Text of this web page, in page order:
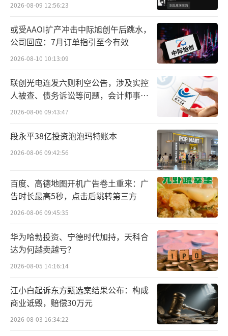
这是产业发展维度决定的，在下一次技术
爆炸或产业变革来临前，几乎没有逆转的可
“小霸王系”初成
高到“段永平系”，名震江湖。
1982年，从浙江大学无线电系毕业后，段
永平北上京城，辗转几年一事无成。1989年，
他又南下广东中山，到怡华集团下属的一间亏
损电子厂当厂长。
两年后，公司更名为小霸王，模仿任天堂
红白机的小霸王学习机推向市场，凭借价格优
势一炮打响，一度占据80%的市场份额，公司
在1995年即达到年收入10亿元的规模。
段永平浙大无线电系校友陈智勇，更早进
2026-08-09 12:56:23
或受AAOI扩产冲击中际旭创午后跳水，
公司回应：7月订单指引至今有效
2026-08-10 10:13:09
联创光电连发六则利空公告，涉及实控
人被查、债务诉讼等问题，会计师事务
所曾出具“保留意见”
2026-08-06 09:43:47
段永平38亿投资泡泡玛特账本
2026-08-06 09:42:56
百度、高德地图开机广告卷土重来：广
告时长最高5秒，点击后跳转第三方
2026-08-06 09:45:35
华为哈勃投资、宁德时代加持，天科合
达为何越卖越亏？
2026-08-05 14:16:14
江小白起诉东方甄选案结果公布：构成
商业诋毁，赔偿30万元
2026-08-03 16:34:22